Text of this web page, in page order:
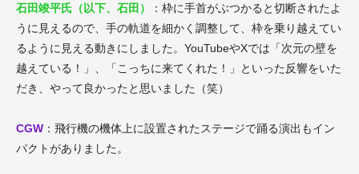
石田竣平氏（以下、石田）
：枠に手首がぶつかると切断されたよ
うに見えるので、手の軌道を細かく調整して、枠を乗り越えてい
るように見える動きにしました。YouTubeやXでは「次元の壁を
越えている！」、「こっちに来てくれた！」といった反響をいた
だき、やって良かったと思いました（笑）
CGW ：飛行機の機体上に設置されたステージで踊る演出もイン
パクトがありました。